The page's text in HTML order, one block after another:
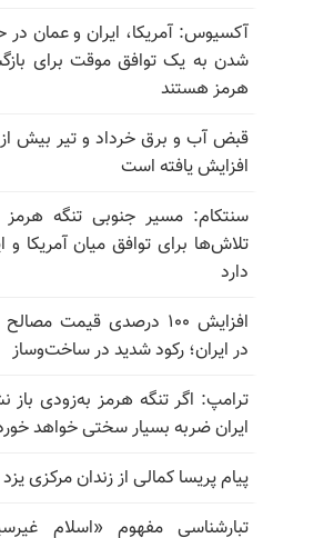
آکسیوس: آمریکا، ایران و عمان در
شدن به یک توافق موقت برای
هرمز هستند
افزایش یافته است
سنتکام: مسیر جنوبی تنگه هرمز
تلاش‌ها برای توافق میان آمریکا و
دارد
افزایش ۱۰۰ درصدی قیمت
در ایران؛ رکود شدید در ساخت‌وساز
ترامپ: اگر تنگه هرمز به‌زودی باز
ایران ضربه بسیار سختی خواهد
پیام پریسا کمالی از زندان مرکزی یزد
تبارشناسی مفهوم «اسلام